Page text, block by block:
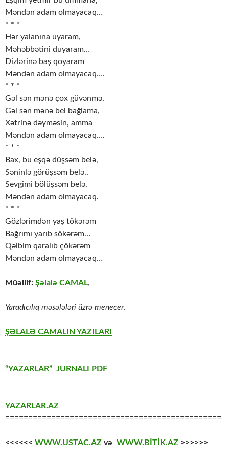
Məndən adam olmayacaq…
* * *
Hər yalanına uyaram,
Məhəbbətini duyaram…
Dizlərinə baş qoyaram
Məndən adam olmayacaq….
* * *
Gəl sən mənə çox güvənmə,
Gəl sən mənə bel bağlama,
Xətrinə dəyməsin, amma
Məndən adam olmayacaq….
* * *
Bax, bu eşqə düşsəm belə,
Səninlə görüşsəm belə..
Sevgimi bölüşsəm belə,
Məndən adam olmayacaq.
* * *
Gözlərimdən yaş tökərəm
Bağrımı yarıb sökərəm…
Qəlbim qaralıb çökərəm
Məndən adam olmayacaq…
Müəllif: Şəlalə CAMAL,
Yaradıcılıq məsələləri üzrə menecer.
ŞƏLALƏ CAMALIN YAZILARI
“YAZARLAR” JURNALI PDF
YAZARLAR.AZ
===============================================
<<<<<< WWW.USTAC.AZ və WWW.BİTİK.AZ >>>>>>